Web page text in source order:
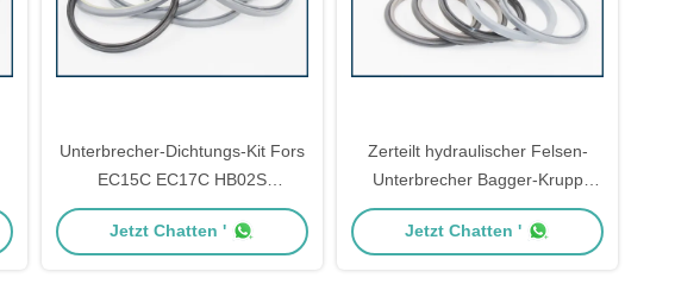
Unterbrecher-Dichtungs-Kit Fors
EC15C EC17C HB02S
SUNCARVO.L.VO 17233030
hydraulischer Bagger
Jetzt Chatten '
Zerteilt hydraulischer Felsen-
Unterbrecher Bagger-Krupp
HM130 70 Grad - 95 Grad
Jetzt Chatten '